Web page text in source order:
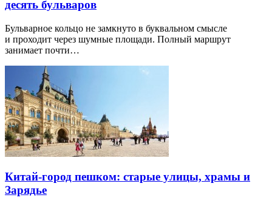
десять бульваров
Бульварное кольцо не замкнуто в буквальном смысле
и проходит через шумные площади. Полный маршрут
занимает почти…
Китай-город пешком: старые улицы, храмы и
Зарядье